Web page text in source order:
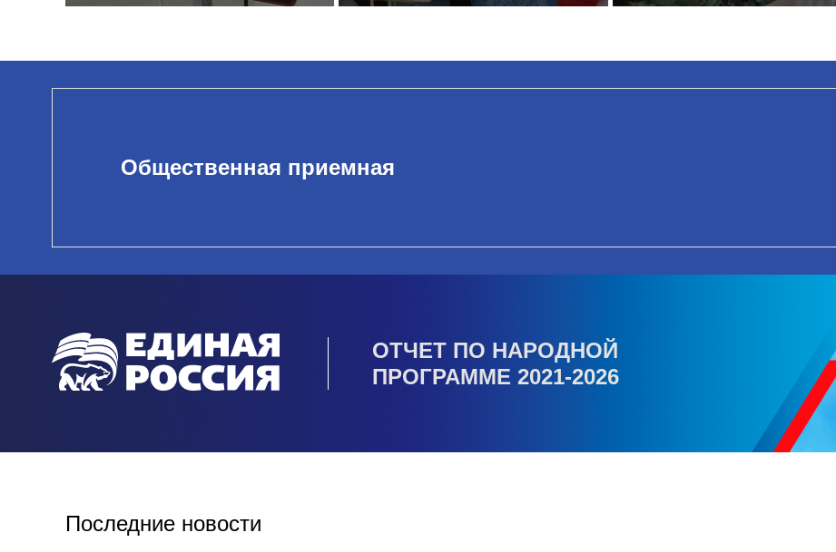
Общественная приемная
ОТЧЕТ ПО НАРОДНОЙ
ПРОГРАММЕ 2021-2026
Последние новости